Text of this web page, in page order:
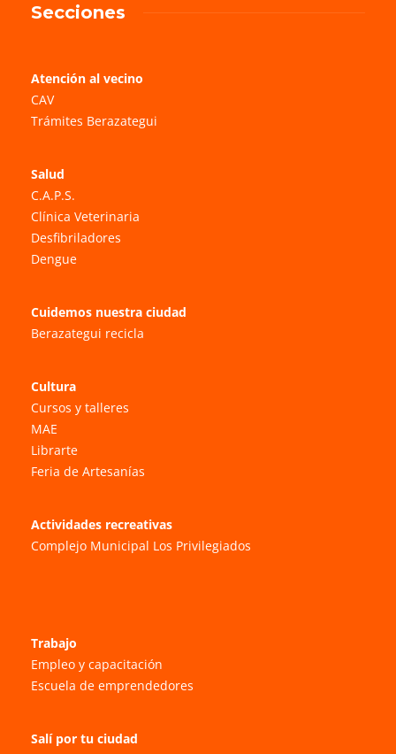
Secciones
Atención al vecino
CAV
Trámites Berazategui
Salud
C.A.P.S.
Clínica Veterinaria
Desfibriladores
Dengue
Cuidemos nuestra ciudad
Berazategui recicla
Cultura
Cursos y talleres
MAE
Librarte
Feria de Artesanías
Actividades recreativas
Complejo Municipal Los Privilegiados
Trabajo
Empleo y capacitación
Escuela de emprendedores
Salí por tu ciudad